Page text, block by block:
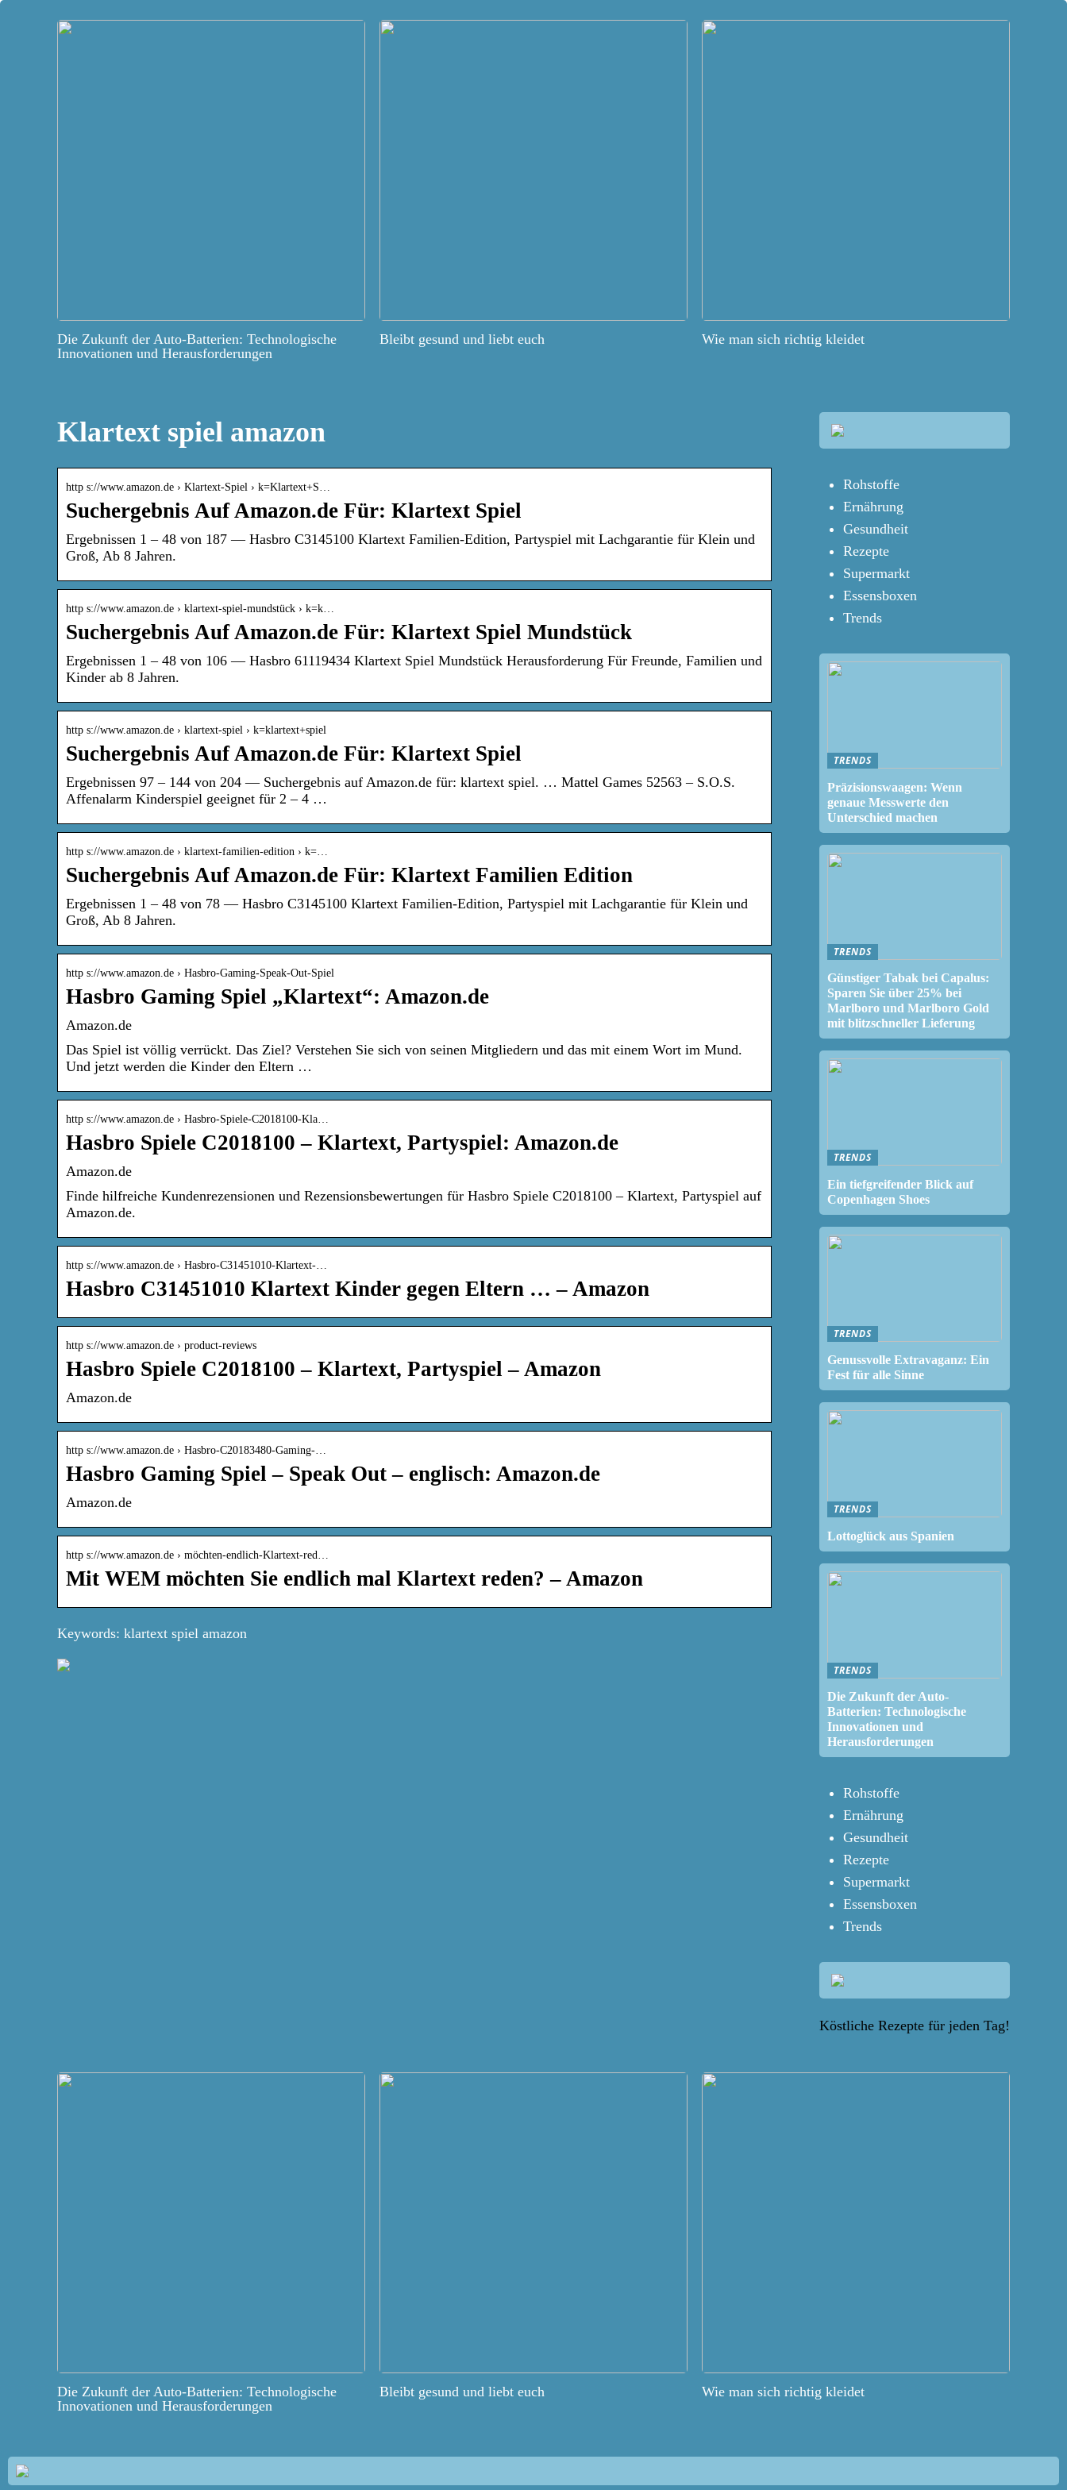
Die Zukunft der Auto-Batterien: Technologische
Innovationen und Herausforderungen
Bleibt gesund und liebt euch Wie man sich richtig kleidet
Klartext spiel amazon
http s://www.amazon.de › Klartext-Spiel › k=Klartext+S…
Suchergebnis Auf Amazon.de Für: Klartext Spiel
Ergebnissen 1 – 48 von 187 — Hasbro C3145100 Klartext Familien-Edition, Partyspiel mit Lachgarantie für Klein und
Groß, Ab 8 Jahren.
http s://www.amazon.de › klartext-spiel-mundstück › k=k…
Suchergebnis Auf Amazon.de Für: Klartext Spiel Mundstück
Ergebnissen 1 – 48 von 106 — Hasbro 61119434 Klartext Spiel Mundstück Herausforderung Für Freunde, Familien und
Kinder ab 8 Jahren.
http s://www.amazon.de › klartext-spiel › k=klartext+spiel
Suchergebnis Auf Amazon.de Für: Klartext Spiel
Ergebnissen 97 – 144 von 204 — Suchergebnis auf Amazon.de für: klartext spiel. … Mattel Games 52563 – S.O.S.
Affenalarm Kinderspiel geeignet für 2 – 4 …
http s://www.amazon.de › klartext-familien-edition › k=…
Suchergebnis Auf Amazon.de Für: Klartext Familien Edition
Ergebnissen 1 – 48 von 78 — Hasbro C3145100 Klartext Familien-Edition, Partyspiel mit Lachgarantie für Klein und
Groß, Ab 8 Jahren.
http s://www.amazon.de › Hasbro-Gaming-Speak-Out-Spiel
Hasbro Gaming Spiel „Klartext“: Amazon.de
Amazon.de
Das Spiel ist völlig verrückt. Das Ziel? Verstehen Sie sich von seinen Mitgliedern und das mit einem Wort im Mund.
Und jetzt werden die Kinder den Eltern …
http s://www.amazon.de › Hasbro-Spiele-C2018100-Kla…
Hasbro Spiele C2018100 – Klartext, Partyspiel: Amazon.de
Amazon.de
Finde hilfreiche Kundenrezensionen und Rezensionsbewertungen für Hasbro Spiele C2018100 – Klartext, Partyspiel auf
Amazon.de.
http s://www.amazon.de › Hasbro-C31451010-Klartext-…
Hasbro C31451010 Klartext Kinder gegen Eltern … – Amazon
http s://www.amazon.de › product-reviews
Hasbro Spiele C2018100 – Klartext, Partyspiel – Amazon
Amazon.de
http s://www.amazon.de › Hasbro-C20183480-Gaming-…
Hasbro Gaming Spiel – Speak Out – englisch: Amazon.de
Amazon.de
http s://www.amazon.de › möchten-endlich-Klartext-red…
Mit WEM möchten Sie endlich mal Klartext reden? – Amazon
Keywords: klartext spiel amazon
Rohstoffe
Ernährung
Gesundheit
Rezepte
Supermarkt
Essensboxen
Trends
TRENDS
Präzisionswaagen: Wenn
genaue Messwerte den
Unterschied machen
TRENDS
Günstiger Tabak bei Capalus:
Sparen Sie über 25% bei
Marlboro und Marlboro Gold
mit blitzschneller Lieferung
TRENDS
Ein tiefgreifender Blick auf
Copenhagen Shoes
TRENDS
Genussvolle Extravaganz: Ein
Fest für alle Sinne
TRENDS
Lottoglück aus Spanien
TRENDS
Die Zukunft der Auto-
Batterien: Technologische
Innovationen und
Herausforderungen
Rohstoffe
Ernährung
Gesundheit
Rezepte
Supermarkt
Essensboxen
Trends
Köstliche Rezepte für jeden Tag!
Die Zukunft der Auto-Batterien: Technologische
Innovationen und Herausforderungen
Bleibt gesund und liebt euch Wie man sich richtig kleidet